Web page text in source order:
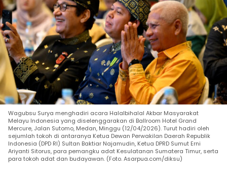
Wagubsu Surya menghadiri acara Halalbihalal Akbar Masyarakat
Melayu Indonesia yang diselenggarakan di Ballroom Hotel Grand
Mercure, Jalan Sutomo, Medan, Minggu (12/04/2026). ​Turut hadiri oleh
sejumlah tokoh di antaranya Ketua Dewan Perwakilan Daerah Republik
Indonesia (DPD RI) Sultan Baktiar Najamudin, Ketua DPRD Sumut Erni
Ariyanti Sitorus, para pemangku adat Kesulatanan Sumatera Timur, serta
para tokoh adat dan budayawan. (Foto. Asarpua.com/diksu)